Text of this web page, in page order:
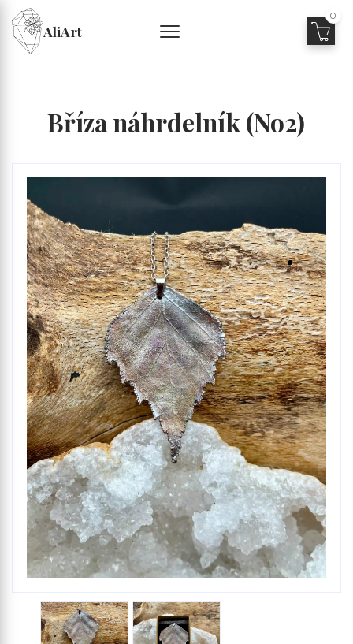
AliArt
0
Bříza náhrdelník (No2)